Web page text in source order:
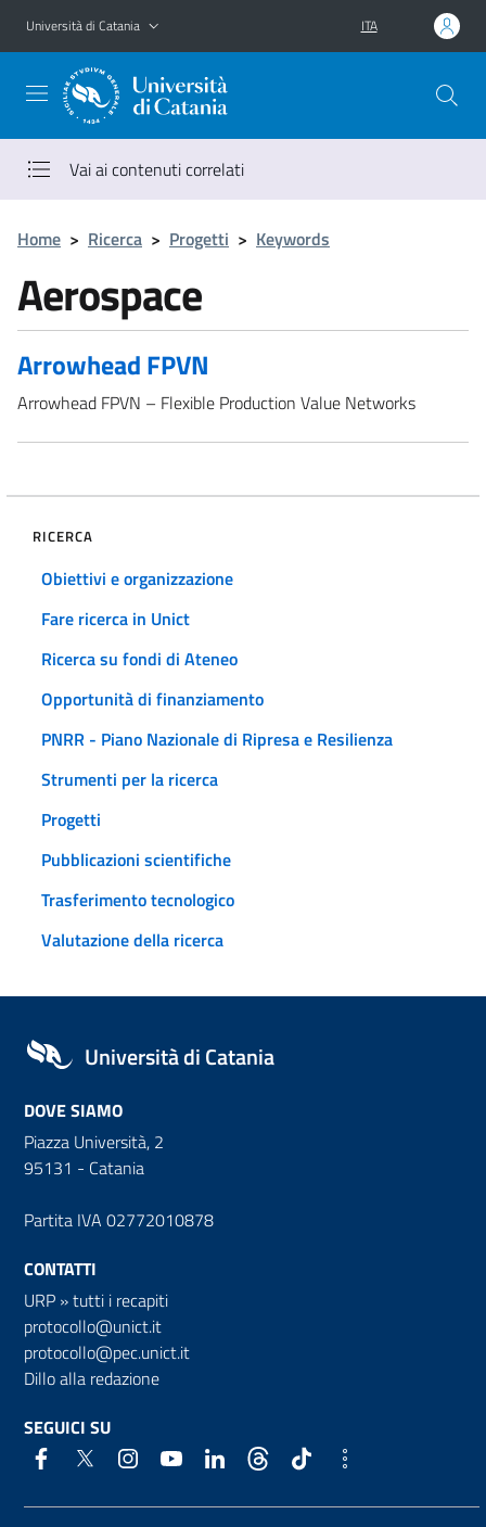
Vai al contenuto principale
Vai al menu di navigazione
Università di Catania ITA
Vai ai contenuti correlati
Home > Ricerca > Progetti > Keywords
Aerospace
Arrowhead FPVN
Arrowhead FPVN – Flexible Production Value Networks
RICERCA
Obiettivi e organizzazione
Fare ricerca in Unict
Ricerca su fondi di Ateneo
Opportunità di finanziamento
PNRR - Piano Nazionale di Ripresa e Resilienza
Strumenti per la ricerca
Progetti
Pubblicazioni scientifiche
Trasferimento tecnologico
Valutazione della ricerca
Università di Catania
DOVE SIAMO
Piazza Università, 2
95131 - Catania
Partita IVA 02772010878
CONTATTI
URP »tutti i recapiti
protocollo@unict.it
protocollo@pec.unict.it
Dillo alla redazione
SEGUICI SU